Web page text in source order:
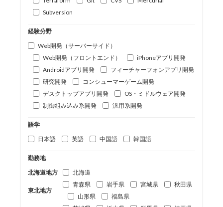
Subversion
経験分野
Web開発（サーバーサイド）
Web開発（フロントエンド）
iPhoneアプリ開発
Androidアプリ開発
フィーチャーフォンアプリ開発
研究開発
コンシューマーゲーム開発
デスクトップアプリ開発
OS・ミドルウェア開発
制御組み込み系開発
汎用系開発
語学
日本語
英語 中国語 韓国語
勤務地
北海道地方
北海道
東北地方
青森県 岩手県 宮城県
秋田県
山形県
福島県